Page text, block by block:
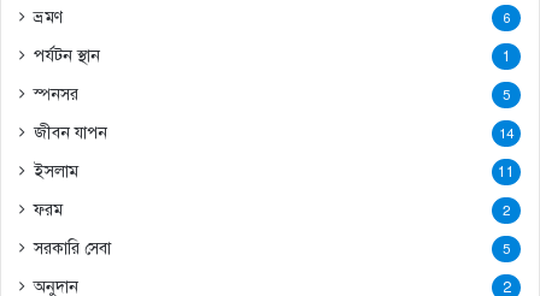
ভ্রমণ 6
পর্যটন স্থান 1
স্পনসর 5
জীবন যাপন 14
ইসলাম 11
ফরম 2
সরকারি সেবা 5
অনুদান 2